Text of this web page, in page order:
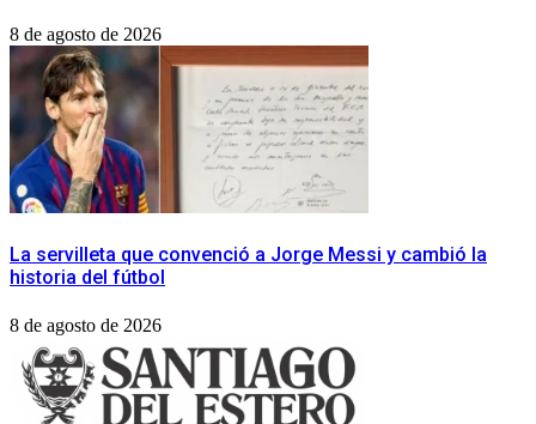
8 de agosto de 2026
La servilleta que convenció a Jorge Messi y cambió la
historia del fútbol
8 de agosto de 2026